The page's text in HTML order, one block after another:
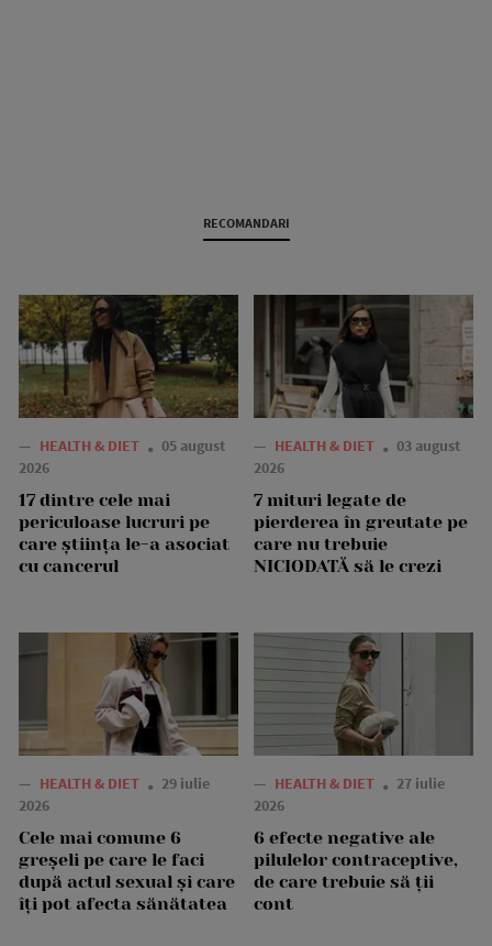
RECOMANDARI
— HEALTH & DIET
05 august
2026
17 dintre cele mai
periculoase lucruri pe
care știința le-a asociat
cu cancerul
— HEALTH & DIET
03 august
2026
7 mituri legate de
pierderea în greutate pe
care nu trebuie
NICIODATĂ să le crezi
— HEALTH & DIET
29 iulie
2026
Cele mai comune 6
greșeli pe care le faci
după actul sexual și care
îți pot afecta sănătatea
— HEALTH & DIET
27 iulie
2026
6 efecte negative ale
pilulelor contraceptive,
de care trebuie să ții
cont